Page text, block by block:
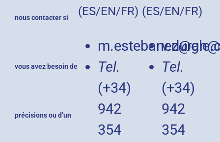
nous contacter si
vous avez besoin de
précisions ou d’un
(ES/EN/FR)
Tel.
(+34)
942
354
(ES/EN/FR)
Tel.
(+34)
942
354